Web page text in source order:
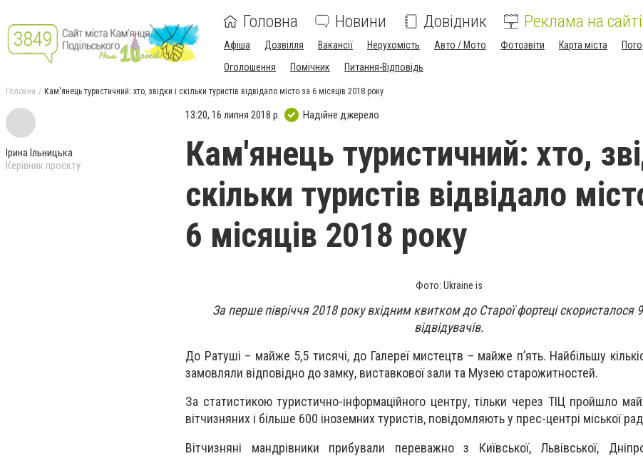
Головна Новини Довідник Реклама на сайті
Афіша Дозвілля Вакансії Нерухомість Авто / Мото Фотозвіти Карта міста
Оголошення
Помічник Питання-Відповідь
Головна Кам'янець туристичний: хто, звідки і скільки туристів відвідало місто за 6 місяців 2018 року
Ірина Ільницька
Керівник проєкту
13:20, 16 липня 2018 р. Надійне джерело
Кам'янець туристичний: хто,
скільки туристів відвідало
6 місяців 2018 року
Фото: Ukraine is
За перше півріччя 2018 року вхідним квитком до Старої фортеці скористалося
відвідувачів.
До Ратуші – майже 5,5 тисячі, до Галереї мистецтв – майже п’ять. Найбільшу
замовляли відповідно до замку, виставкової зали та Музею старожитностей.
За статистикою туристично-інформаційного центру, тільки через ТІЦ пройшло
вітчизняних і більше 600 іноземних туристів, повідомляють у прес-центрі міської
Вітчизняні мандрівники прибували переважно з Київської, Львівської,